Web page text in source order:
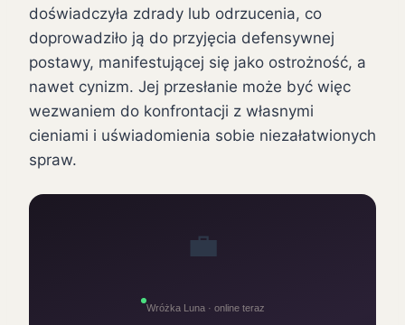
doświadczyła zdrady lub odrzucenia, co
doprowadziło ją do przyjęcia defensywnej
postawy, manifestującej się jako ostrożność, a
nawet cynizm. Jej przesłanie może być więc
wezwaniem do konfrontacji z własnymi
cieniami i uświadomienia sobie niezałatwionych
spraw.
💼
Wróżka Luna · online teraz